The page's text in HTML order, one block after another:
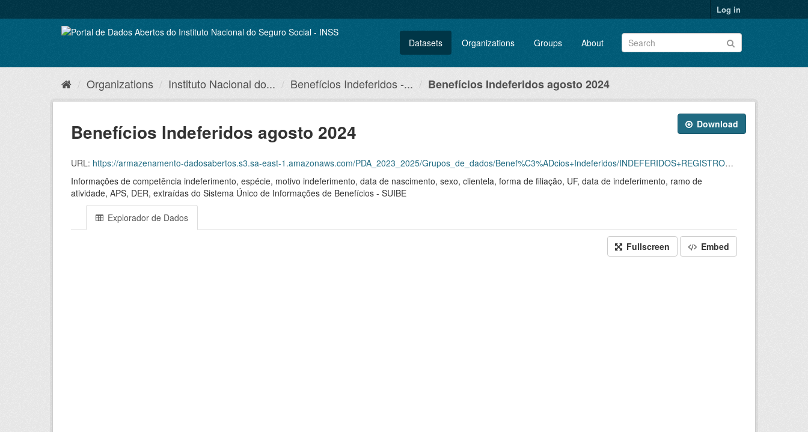
to
Log in
Datasets Organizations Groups About
Organizations Instituto Nacional do... Benefícios Indeferidos -... Benefícios Indeferidos agosto 2024
Download
Benefícios Indeferidos agosto 2024
URL: https://armazenamento-dadosabertos.s3.sa-east-1.amazonaws.com/PDA_2023_2025/Grupos_de_dados/Benef%C3%ADcios+Indeferidos/INDEFERIDOS+REGISTRO_DADOS+ABERTOS_COMPET%C3%8ANCIA+AGOSTO+DE+2024_SUIBE_consulta20835412.xlsx
Informações de competência indeferimento, espécie, motivo indeferimento, data de nascimento, sexo, clientela, forma de filiação, UF, data de indeferimento, ramo de
atividade, APS, DER, extraídas do Sistema Único de Informações de Benefícios - SUIBE
Explorador de Dados
Fullscreen Embed